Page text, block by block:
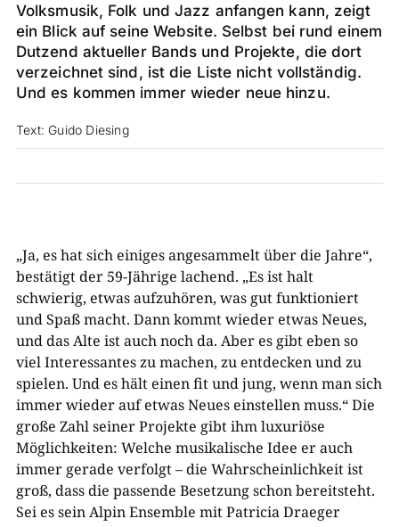
Volksmusik, Folk und Jazz anfangen kann, zeigt
ein Blick auf seine Website. Selbst bei rund einem
Dutzend aktueller Bands und Projekte, die dort
verzeichnet sind, ist die Liste nicht vollständig.
Und es kommen immer wieder neue hinzu.
Text: Guido Diesing
„Ja, es hat sich einiges angesammelt über die Jahre“,
bestätigt der 59-Jährige lachend. „Es ist halt
schwierig, etwas aufzuhören, was gut funktioniert
und Spaß macht. Dann kommt wieder etwas Neues,
und das Alte ist auch noch da. Aber es gibt eben so
viel Interessantes zu machen, zu entdecken und zu
spielen. Und es hält einen fit und jung, wenn man sich
immer wieder auf etwas Neues einstellen muss.“ Die
große Zahl seiner Projekte gibt ihm luxuriöse
Möglichkeiten: Welche musikalische Idee er auch
immer gerade verfolgt – die Wahrscheinlichkeit ist
groß, dass die passende Besetzung schon bereitsteht.
Sei es sein Alpin Ensemble mit Patricia Draeger